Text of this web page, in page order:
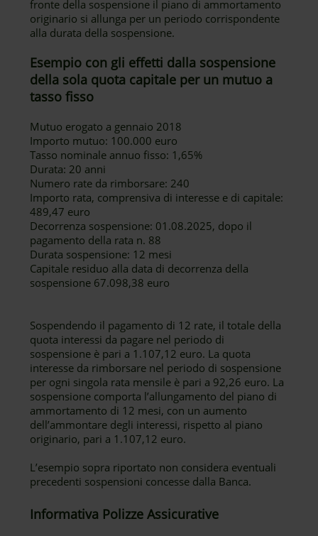
fronte della sospensione il piano di ammortamento
originario si allunga per un periodo corrispondente
alla durata della sospensione.
Esempio con gli effetti dalla sospensione
della sola quota capitale per un mutuo a
tasso fisso
Mutuo erogato a gennaio 2018
Importo mutuo: 100.000 euro
Tasso nominale annuo fisso: 1,65%
Durata: 20 anni
Numero rate da rimborsare: 240
Importo rata, comprensiva di interesse e di capitale:
489,47 euro
Decorrenza sospensione: 01.08.2025, dopo il
pagamento della rata n. 88
Durata sospensione: 12 mesi
Capitale residuo alla data di decorrenza della
sospensione 67.098,38 euro
Sospendendo il pagamento di 12 rate, il totale della
quota interessi da pagare nel periodo di
sospensione è pari a 1.107,12 euro. La quota
interesse da rimborsare nel periodo di sospensione
per ogni singola rata mensile è pari a 92,26 euro. La
sospensione comporta l’allungamento del piano di
ammortamento di 12 mesi, con un aumento
dell’ammontare degli interessi, rispetto al piano
originario, pari a 1.107,12 euro.
L’esempio sopra riportato non considera eventuali
precedenti sospensioni concesse dalla Banca.
Informativa Polizze Assicurative